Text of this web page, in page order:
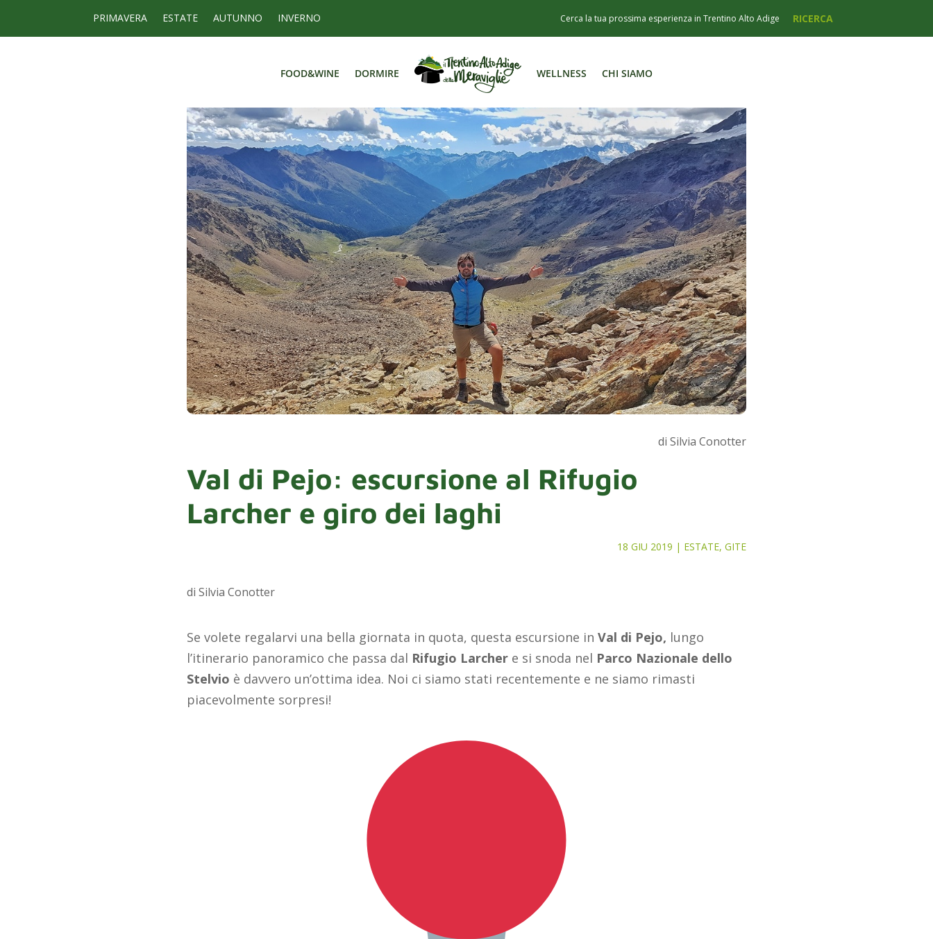
PRIMAVERA ESTATE AUTUNNO INVERNO
FOOD&WINE DORMIRE WELLNESS CHI SIAMO
di Silvia Conotter
Val di Pejo: escursione al Rifugio
Larcher e giro dei laghi
18 GIU 2019 | ESTATE,GITE
di Silvia Conotter
Se volete regalarvi una bella giornata in quota, questa escursione in Val di Pejo, lungo
l’itinerario panoramico che passa dal Rifugio Larchere si snoda nel Parco Nazionale dello
Stelvio è davvero un’ottima idea. Noi ci siamo stati recentemente e ne siamo rimasti
piacevolmente sorpresi!